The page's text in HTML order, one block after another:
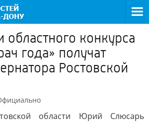
областного конкурса
года» получат
Ростовской
области Юрий Слюсарь